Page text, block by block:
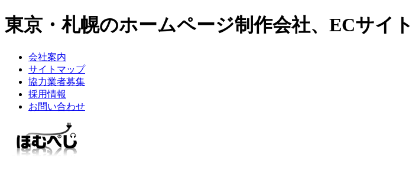
東京・札幌のホームページ制作会社、ECサイ
会社案内
サイトマップ
協力業者募集
採用情報
お問い合わせ